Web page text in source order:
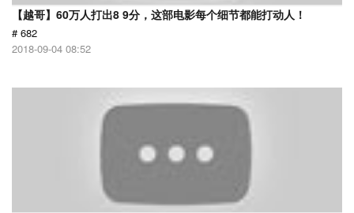
【越哥】60万人打出8 9分，这部电影每个细节都能打动人！
# 682
2018-09-04 08:52